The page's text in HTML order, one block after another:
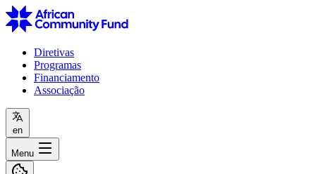
Diretivas
Programas
Financiamento
Associação
en
Menu